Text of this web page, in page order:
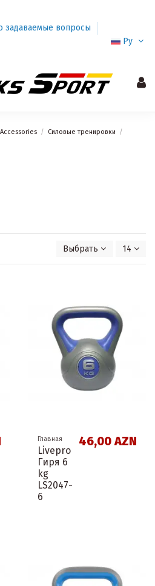
задаваемые вопросы
Ру
Силовые тренировки
Выбрать 14
Главная
Livepro
Гиря 6
kg
LS2047-
6
46,00 AZN